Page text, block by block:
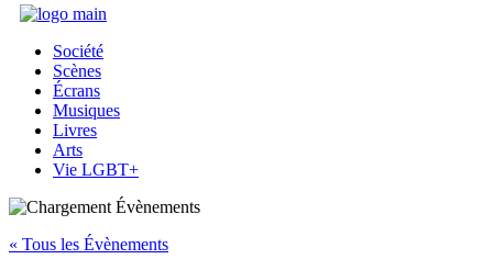
Société
Scènes
Écrans
Musiques
Livres
Arts
Vie LGBT+
« Tous les Évènements